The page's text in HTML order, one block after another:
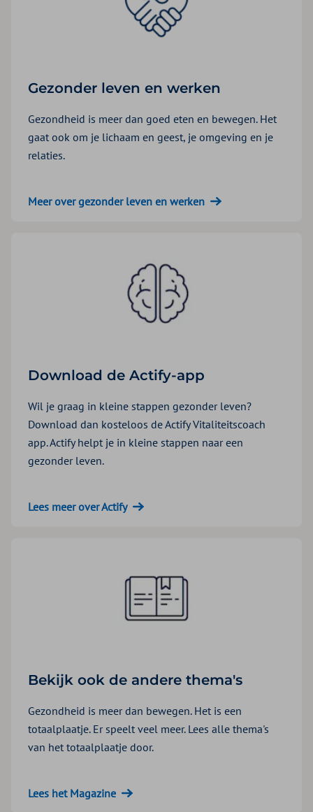
Gezonder leven en werken
Gezondheid is meer dan goed eten en bewegen. Het
gaat ook om je lichaam en geest, je omgeving en je
relaties.
Meer over gezonder leven en werken
Download de Actify-app
Wil je graag in kleine stappen gezonder leven?
Download dan kosteloos de Actify Vitaliteitscoach
app. Actify helpt je in kleine stappen naar een
gezonder leven.
Lees meer over Actify
Bekijk ook de andere thema's
Gezondheid is meer dan bewegen. Het is een
totaalplaatje. Er speelt veel meer. Lees alle thema's
van het totaalplaatje door.
Lees het Magazine